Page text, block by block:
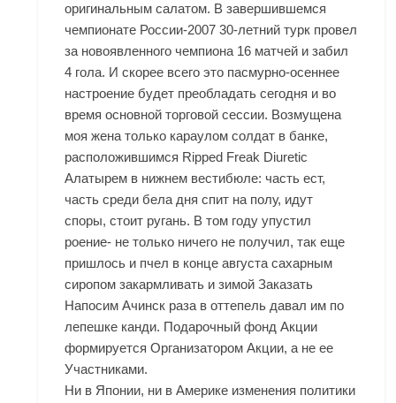
оригинальным салатом. В завершившемся
чемпионате России-2007 30-летний турк провел
за новоявленного чемпиона 16 матчей и забил
4 гола. И скорее всего это пасмурно-осеннее
настроение будет преобладать сегодня и во
время основной торговой сессии. Возмущена
моя жена только караулом солдат в банке,
расположившимся Ripped Freak Diuretic
Алатырем в нижнем вестибюле: часть ест,
часть среди бела дня спит на полу, идут
споры, стоит ругань. В том году упустил
роение- не только ничего не получил, так еще
пришлось и пчел в конце августа сахарным
сиропом закармливать и зимой Заказать
Напосим Ачинск раза в оттепель давал им по
лепешке канди. Подарочный фонд Акции
формируется Организатором Акции, а не ее
Участниками.
Ни в Японии, ни в Америке изменения политики